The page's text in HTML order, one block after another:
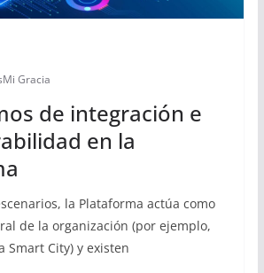
Gracia
de integración e
en la
la Plataforma actúa como
de la organización (por ejemplo,
Smart City) y existen